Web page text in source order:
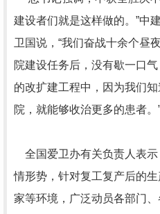
建设者们就是这样做的。”中
卫国说，“我们奋战十余个昼
院建设任务后，没有歇一口
的改扩建工程中，因为我们
院，就能够收治更多的患者。
全国爱卫办有关负责人表
情形势，针对复工复产后的
家等环境，广泛动员各部门